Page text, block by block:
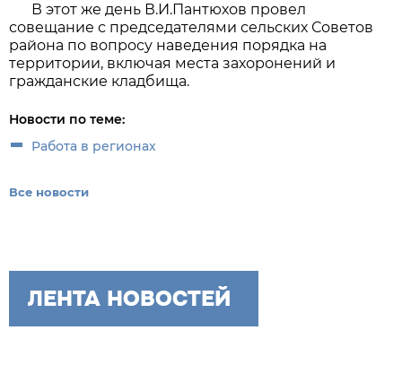
В этот же день В.И.Пантюхов провел
совещание с председателями сельских Советов
района по вопросу наведения порядка на
территории, включая места захоронений и
гражданские кладбища.
Новости по теме:
Работа в регионах
Все новости
ЛЕНТА НОВОСТЕЙ